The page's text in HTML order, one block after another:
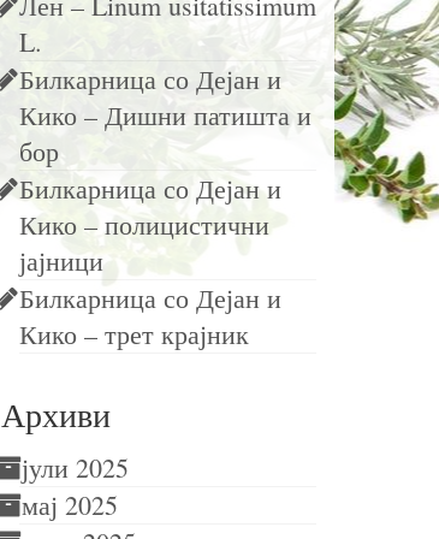
L.
Билкарница со Дејан и
Кико – Дишни патишта и
бор
Билкарница со Дејан и
Кико – полицистични
јајници
Билкарница со Дејан и
Кико – трет крајник
Архиви
јули 2025
мај 2025